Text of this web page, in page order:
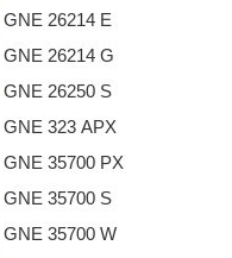
GNE 26214 E
GNE 26214 G
GNE 26250 S
GNE 323 APX
GNE 35700 PX
GNE 35700 S
GNE 35700 W